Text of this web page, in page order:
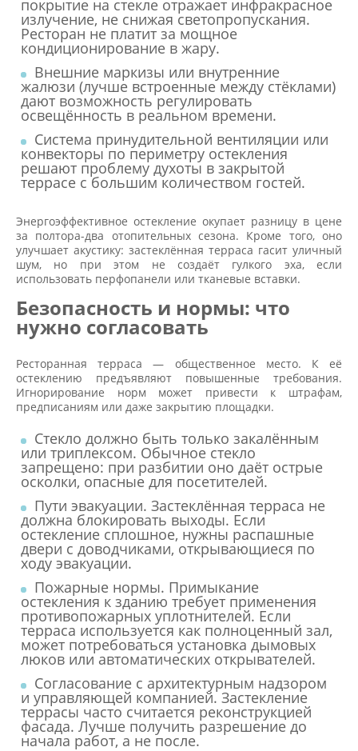
покрытие на стекле отражает инфракрасное
излучение, не снижая светопропускания.
Ресторан не платит за мощное
кондиционирование в жару.
Внешние маркизы или внутренние
жалюзи (лучше встроенные между стёклами)
дают возможность регулировать
освещённость в реальном времени.
Система принудительной вентиляции или
конвекторы по периметру остекления
решают проблему духоты в закрытой
террасе с большим количеством гостей.
Энергоэффективное остекление окупает разницу в цене
за полтора-два отопительных сезона. Кроме того, оно
улучшает акустику: застеклённая терраса гасит уличный
шум, но при этом не создаёт гулкого эха, если
использовать перфопанели или тканевые вставки.
Безопасность и нормы: что
нужно согласовать
Ресторанная терраса — общественное место. К её
остеклению предъявляют повышенные требования.
Игнорирование норм может привести к штрафам,
предписаниям или даже закрытию площадки.
Стекло должно быть только закалённым
или триплексом. Обычное стекло
запрещено: при разбитии оно даёт острые
осколки, опасные для посетителей.
Пути эвакуации. Застеклённая терраса не
должна блокировать выходы. Если
остекление сплошное, нужны распашные
двери с доводчиками, открывающиеся по
ходу эвакуации.
Пожарные нормы. Примыкание
остекления к зданию требует применения
противопожарных уплотнителей. Если
терраса используется как полноценный зал,
может потребоваться установка дымовых
люков или автоматических открывателей.
Согласование с архитектурным надзором
и управляющей компанией. Застекление
террасы часто считается реконструкцией
фасада. Лучше получить разрешение до
начала работ, а не после.